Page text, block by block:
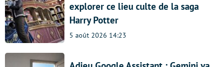
explorer ce lieu culte de la saga
Harry Potter
5 août 2026 14:23